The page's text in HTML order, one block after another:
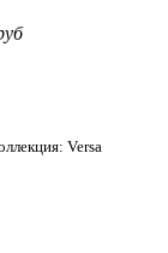
Versa